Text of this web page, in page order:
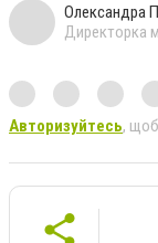
Олександра
Директорка
Авторизуйтесь,